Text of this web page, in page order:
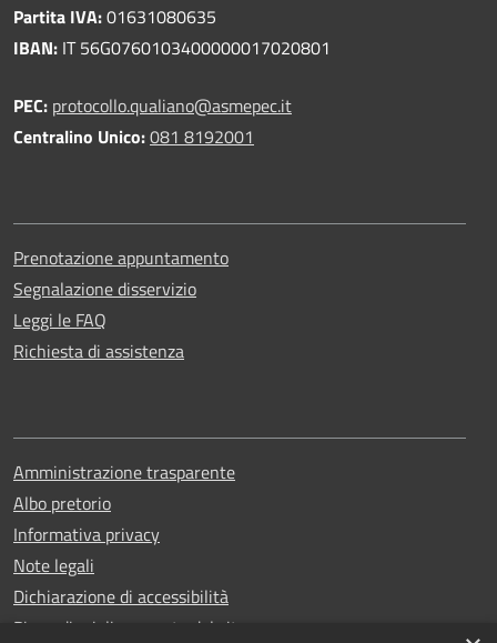
Partita IVA:01631080635
IBAN: IT 56G0760103400000017020801
PEC: protocollo.qualiano@asmepec.it
Centralino Unico:081 8192001
Prenotazione appuntamento
Segnalazione disservizio
Leggi le FAQ
Richiesta di assistenza
Amministrazione trasparente
Albo pretorio
Informativa privacy
Note legali
Dichiarazione di accessibilità
Piano di miglioramento del sito